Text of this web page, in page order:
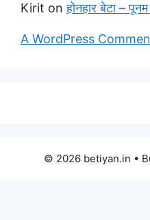
Kirit onहोनहार बेटा –
A WordPress
© 2026 betiyan.in •